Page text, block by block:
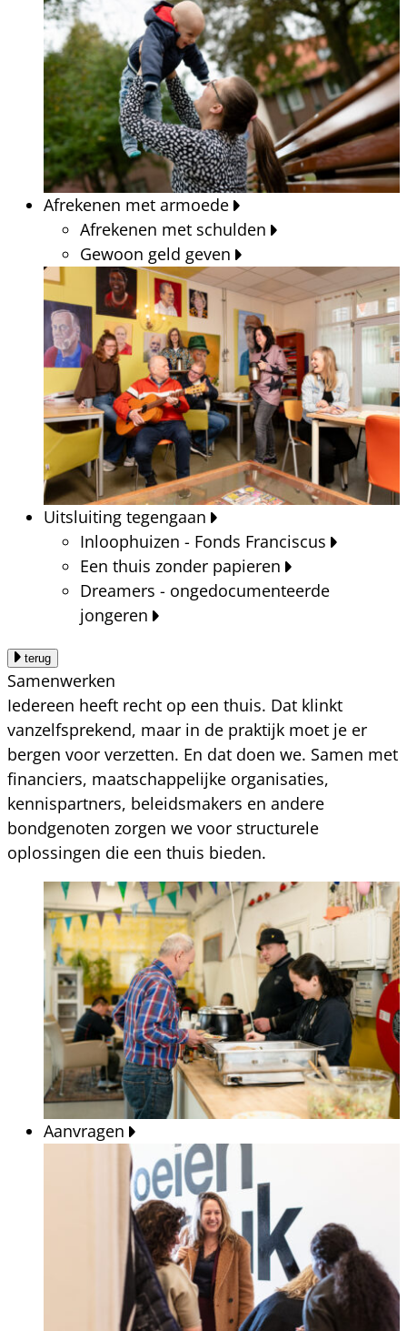
Afrekenen met armoede
Afrekenen met schulden
Gewoon geld geven
Uitsluiting tegengaan
Inloophuizen - Fonds Franciscus
Een thuis zonder papieren
Dreamers - ongedocumenteerde
jongeren
terug
Samenwerken
Iedereen heeft recht op een thuis. Dat klinkt
vanzelfsprekend, maar in de praktijk moet je er
bergen voor verzetten. En dat doen we. Samen met
financiers, maatschappelijke organisaties,
kennispartners, beleidsmakers en andere
bondgenoten zorgen we voor structurele
oplossingen die een thuis bieden.
Aanvragen